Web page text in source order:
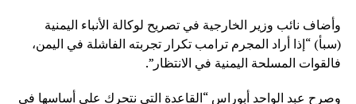
وأضاف نائب وزير الخارجية في تصريح لوكالة الأنباء اليمنية
(سبأ) “إذا أراد المجرم ترامب تكرار تجربته الفاشلة في اليمن،
فالقوات المسلحة اليمنية في الانتظار”.
وصرح عبد الواحد أبوراس “القاعدة التي نتحرك على أساسها في